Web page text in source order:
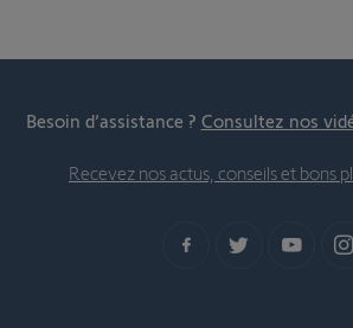
Besoin d’assistance ? Consultez nos
Recevez nos actus, conseils et bons